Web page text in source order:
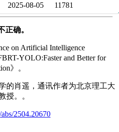
2025-08-05 11781
on Artificial Intelligence
YOLO:Faster and Better for
》。
的肖遥，通讯作者为北京理工大
授。。
2504.20670